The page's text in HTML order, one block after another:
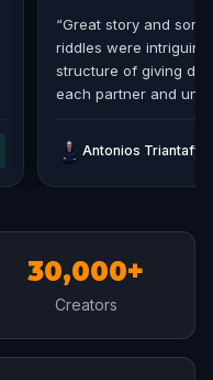
“Great story and
riddles were
structure of giving
each partner and
30,000+
Creators